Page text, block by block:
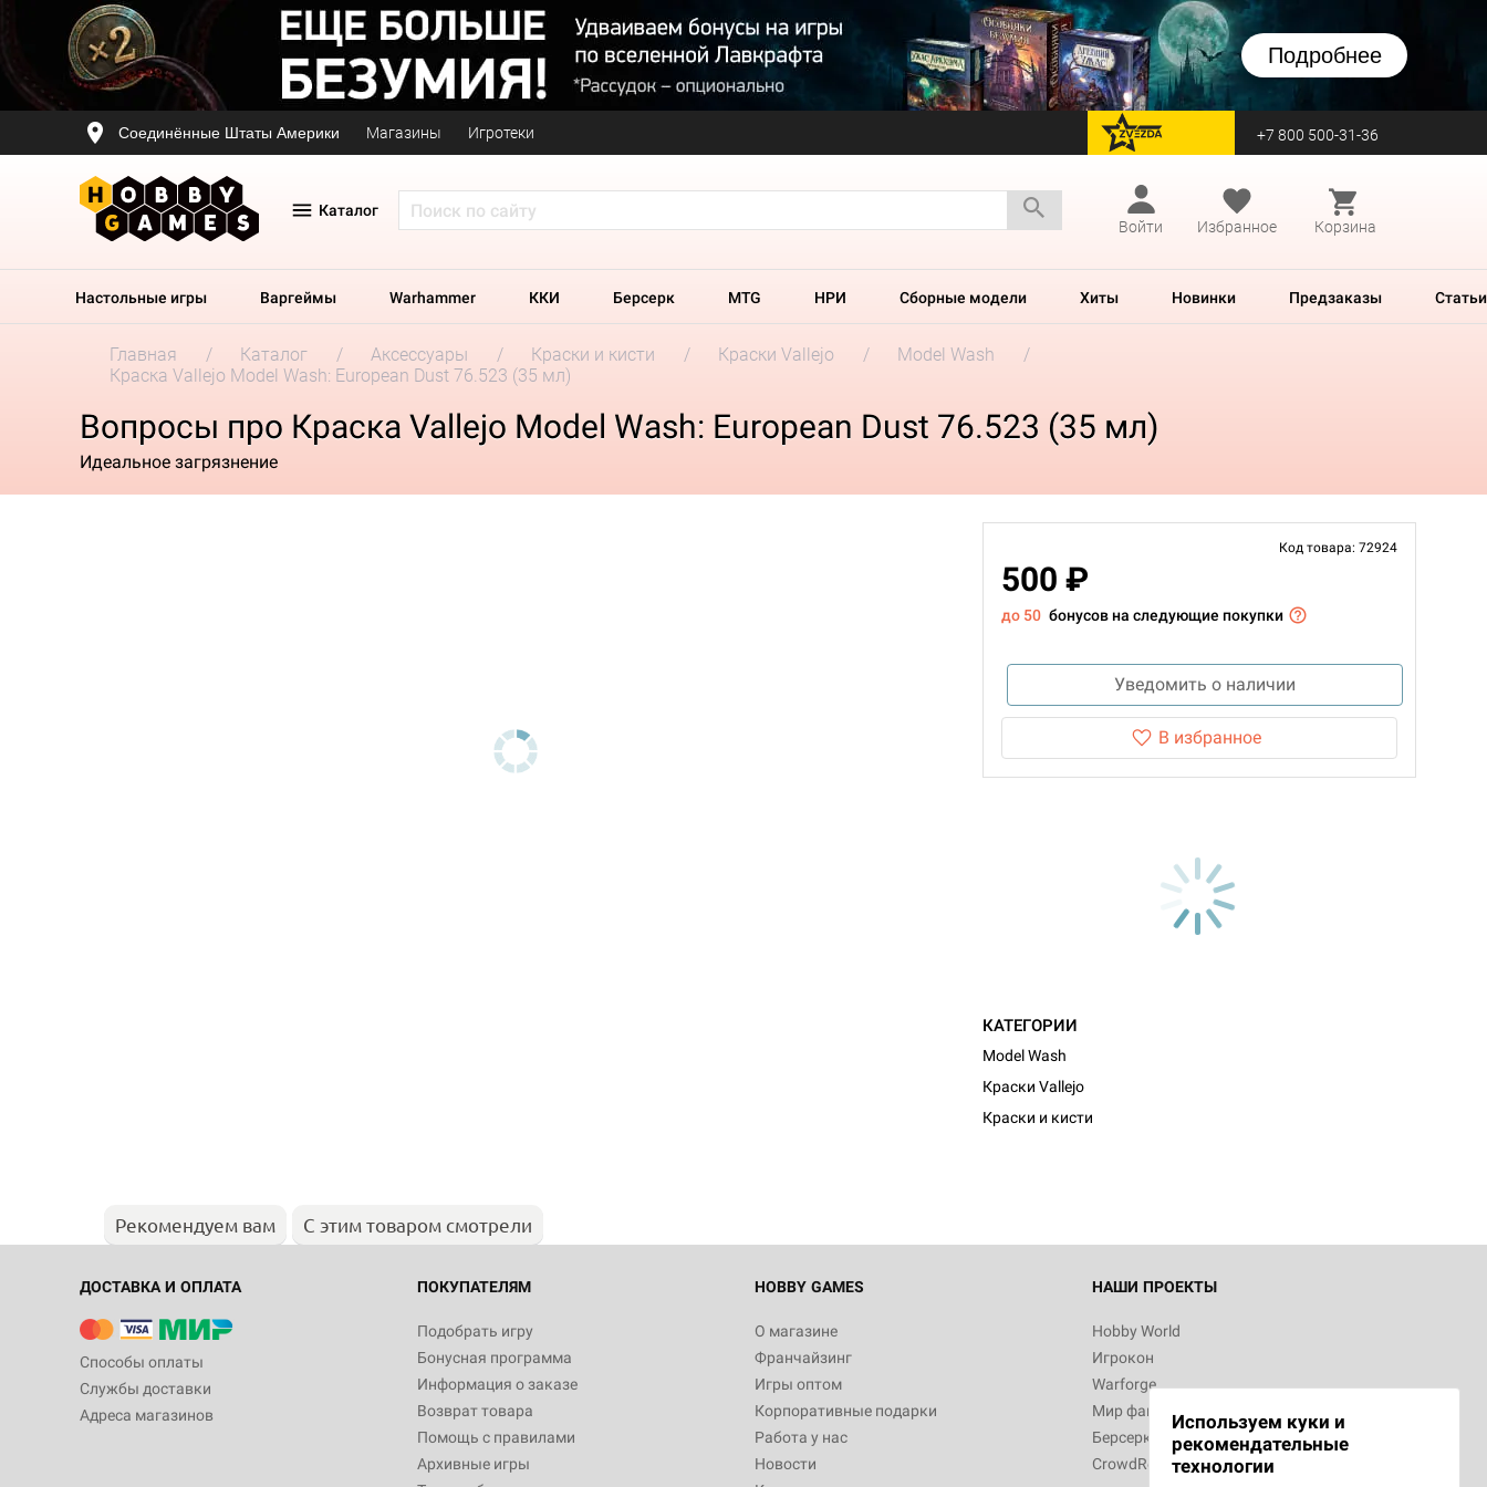
Подробнее
Соединённые Штаты Америки Магазины Игротеки перейти на Zvezda +7 800 500-31-36
Каталог
Войти
Избранное Корзина
Настольные игры Варгеймы Warhammer ККИ Берсерк MTG НРИ Сборные модели Хиты Новинки Предзаказы Статьи
Главная Каталог Аксессуары Краски и кисти Краски Vallejo
Model Wash
Краска Vallejo Model Wash: European Dust 76.523 (35 мл)
Вопросы про Краска Vallejo Model Wash: European Dust 76.523 (35 мл)
Идеальное загрязнение
Код товара: 72924
500 ₽
до 50 бонусов на следующие покупки
Уведомить о наличии
В избранное
КАТЕГОРИИ
Model Wash
Краски Vallejo
Краски и кисти
Рекомендуем вам С этим товаром смотрели
ДОСТАВКА И ОПЛАТА
Способы оплаты
Службы доставки
Адреса магазинов
ПОКУПАТЕЛЯМ
Подобрать игру
Бонусная программа
Информация о заказе
Возврат товара
Помощь с правилами
Архивные игры
HOBBY GAMES
О магазине
Франчайзинг
Игры оптом
Корпоративные подарки
Работа у нас
Новости
НАШИ ПРОЕКТЫ
Hobby World
Игрокон
Warforge
Мир фантастики
Берсерк
CrowdRepublic
Используем куки и
рекомендательные
технологии